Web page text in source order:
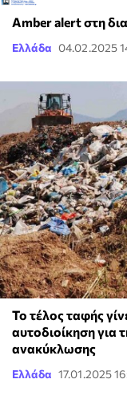
Amber alert στη
Ελλάδα 04.02.2025
Το τέλος ταφής
αυτοδιοίκηση για
ανακύκλωσης
Ελλάδα 17.01.2025